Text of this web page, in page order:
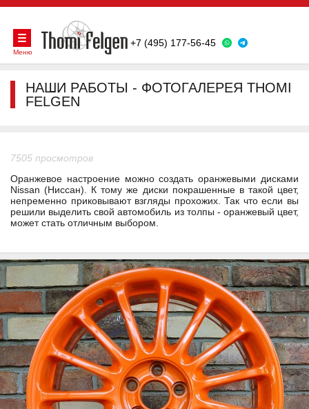
+7 (495) 177-56-45
Меню
НАШИ РАБОТЫ - ФОТОГАЛЕРЕЯ THOMI
FELGEN
7505 просмотров
Оранжевое настроение можно создать оранжевыми дисками
Nissan (Ниссан). К тому же диски покрашенные в такой цвет,
непременно приковывают взгляды прохожих. Так что если вы
решили выделить свой автомобиль из толпы - оранжевый цвет,
может стать отличным выбором.